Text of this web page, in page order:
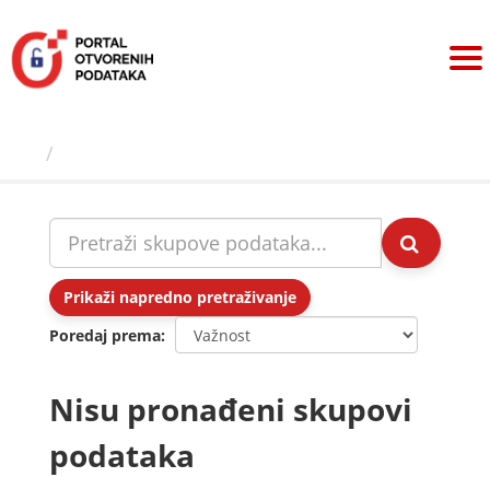
sadržaj
Prikaži napredno pretraživanje
Poredaj prema
Nisu pronađeni skupovi
podataka